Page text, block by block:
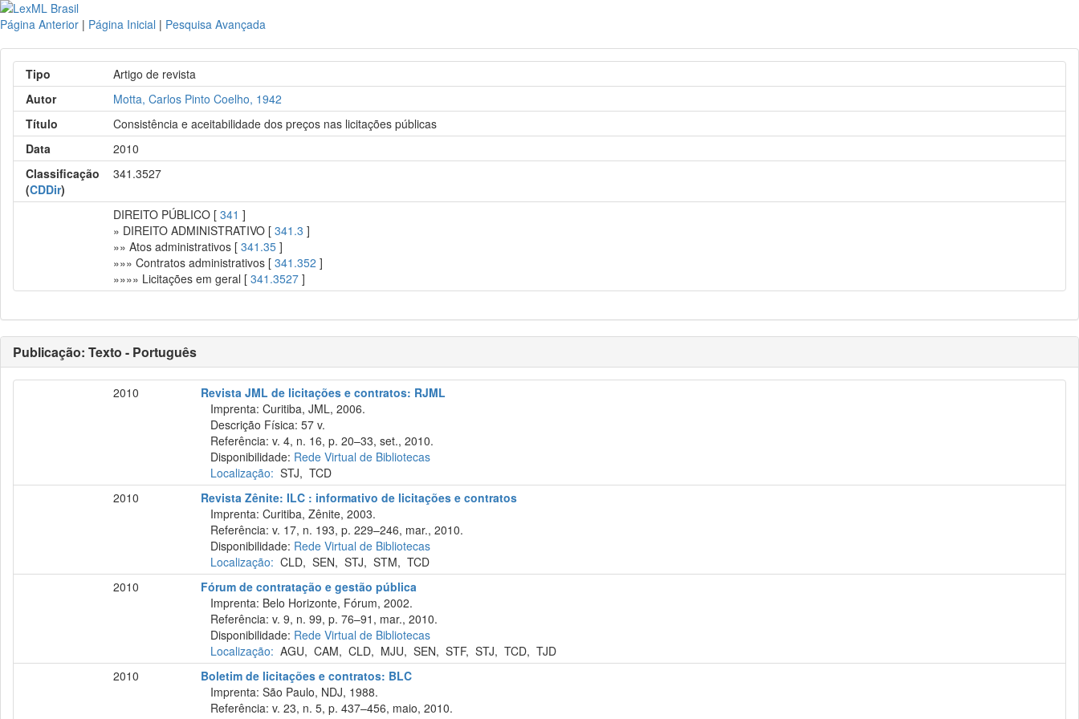
Página Anterior | Página Inicial | Pesquisa Avançada
Tipo
Artigo de revista
Autor
Motta, Carlos Pinto Coelho, 1942
Título
Consistência e aceitabilidade dos preços nas licitações públicas
Data
2010
Classificação
(CDDir)
341.3527
DIREITO PÚBLICO [341 ]
» DIREITO ADMINISTRATIVO [341.3 ]
»» Atos administrativos [341.35 ]
»»» Contratos administrativos [341.352 ]
»»»» Licitações em geral [341.3527 ]
Publicação: Texto - Português
2010
Revista JML de licitações e contratos: RJML
Imprenta: Curitiba, JML, 2006.
Descrição Física: 57 v.
Referência: v. 4, n. 16, p. 20–33, set., 2010.
Disponibilidade: Rede Virtual de Bibliotecas
Localização: STJ,TCD
2010
Revista Zênite: ILC : informativo de licitações e contratos
Imprenta: Curitiba, Zênite, 2003.
Referência: v. 17, n. 193, p. 229–246, mar., 2010.
Disponibilidade: Rede Virtual de Bibliotecas
Localização: CLD,SEN,STJ,STM,TCD
2010
Fórum de contratação e gestão pública
Imprenta: Belo Horizonte, Fórum, 2002.
Referência: v. 9, n. 99, p. 76–91, mar., 2010.
Disponibilidade: Rede Virtual de Bibliotecas
Localização: AGU,CAM,CLD, MJU,SEN,STF,STJ,TCD,TJD
2010
Boletim de licitações e contratos: BLC
Imprenta: São Paulo, NDJ, 1988.
Referência: v. 23, n. 5, p. 437–456, maio, 2010.